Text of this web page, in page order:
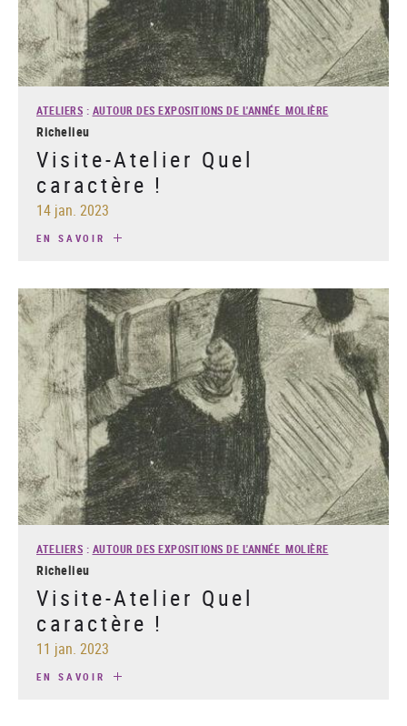
ATELIERS : AUTOUR DES EXPOSITIONS DE L'ANNÉE MOLIÈRE
Richelieu
Visite-Atelier Quel
caractère !
14 jan. 2023
EN SAVOIR
ATELIERS : AUTOUR DES EXPOSITIONS DE L'ANNÉE MOLIÈRE
Richelieu
Visite-Atelier Quel
caractère !
11 jan. 2023
EN SAVOIR